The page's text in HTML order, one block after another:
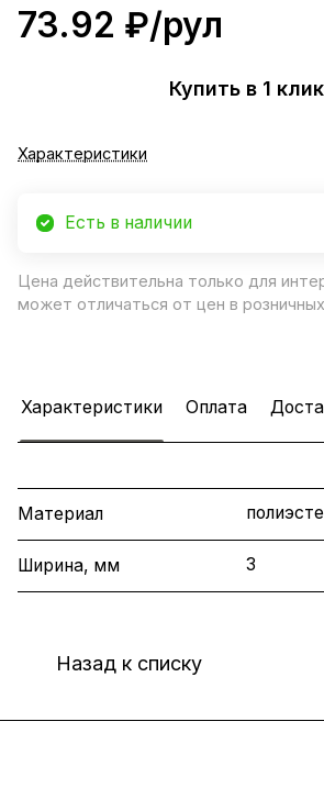
73.92 ₽/рул
Купить в 1 клик
Характеристики
Есть в наличии
Цена действительна только для
может отличаться от цен в
Характеристики Оплата
Материал
Ширина, мм 3
Назад к списку